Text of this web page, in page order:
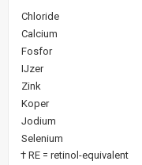
Chloride
Calcium
Fosfor
IJzer
Zink
Koper
Jodium
Selenium
† RE = retinol-equivalent